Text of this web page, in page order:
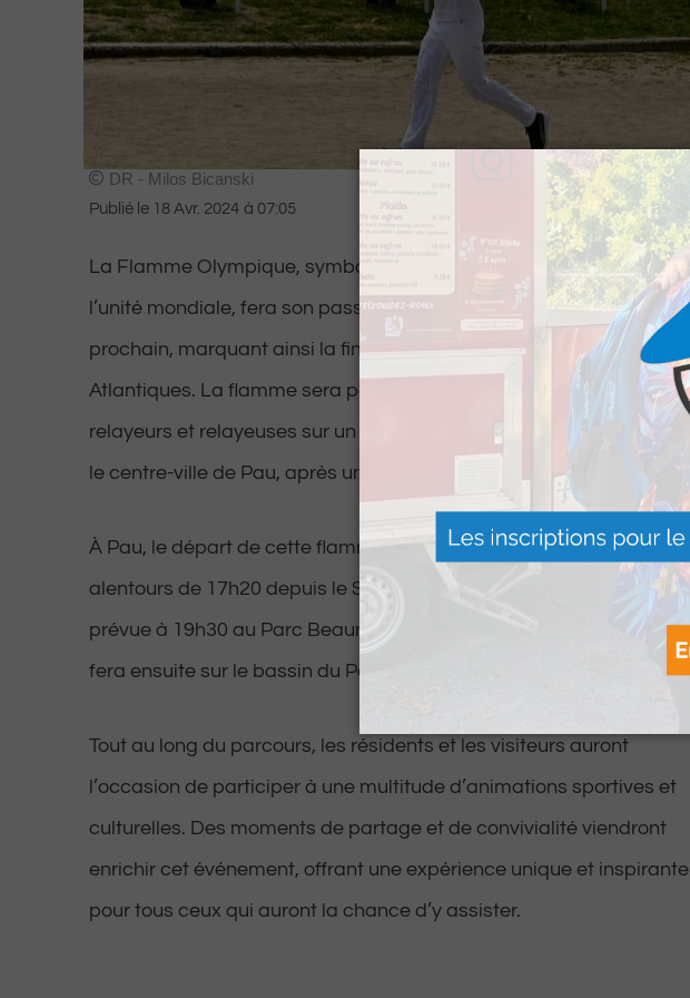
DR - Milos Bicanski
Publié le 18 Avr. 2024 à 07:05
La Flamme Olympique, symbole intemporel de l’esprit sportif et de
l’unité mondiale, fera son passage tant attendu en Béarn le 20 mai
prochain, marquant ainsi la fin de son périple dans les Pyrénées
Atlantiques. La flamme sera portée par une quarantaine de
relayeurs et relayeuses sur un parcours de près de 8 km à travers
le centre-ville de Pau, après un passage par Arette et Orthez.
À Pau, le départ de cette flamme emblématique est prévu aux
alentours de 17h20 depuis le Stade d’Eaux Vives, avec une arrivée
prévue à 19h30 au Parc Beaumont. L’allumage du chaudron se
fera ensuite sur le bassin du Palais Beaumont.
Tout au long du parcours, les résidents et les visiteurs auront
l’occasion de participer à une multitude d’animations sportives et
culturelles. Des moments de partage et de convivialité viendront
enrichir cet événement, offrant une expérience unique et inspirante
pour tous ceux qui auront la chance d’y assister.